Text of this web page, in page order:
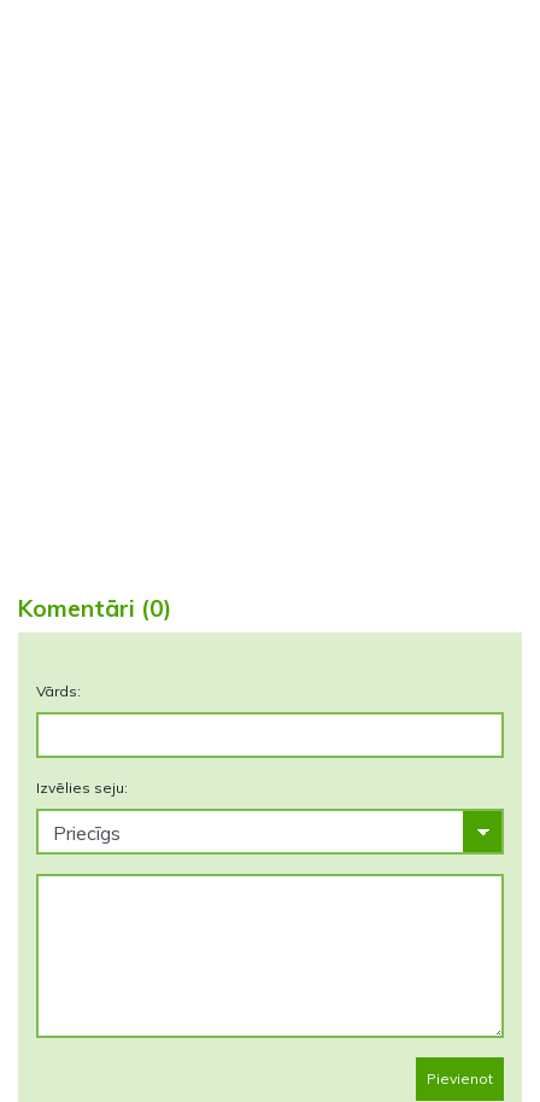
Komentāri (0)
Vārds:
Izvēlies seju:
Pievienot